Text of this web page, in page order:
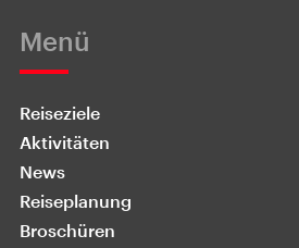
Menü
Reiseziele
Aktivitäten
News
Reiseplanung
Broschüren